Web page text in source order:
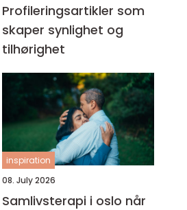
Profileringsartikler som
skaper synlighet og
tilhørighet
inspiration
08. July 2026
Samlivsterapi i oslo når